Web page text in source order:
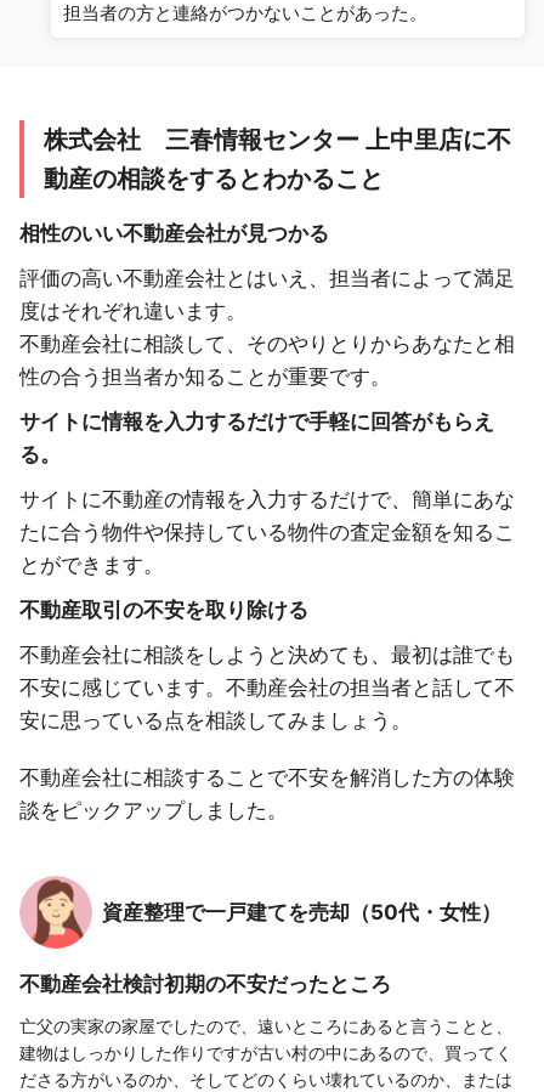
担当者の方と連絡がつかないことがあった。
株式会社 三春情報センター 上中里店に不
動産の相談をするとわかること
相性のいい不動産会社が見つかる
評価の高い不動産会社とはいえ、担当者によって満足
度はそれぞれ違います。
不動産会社に相談して、そのやりとりからあなたと相
性の合う担当者か知ることが重要です。
サイトに情報を入力するだけで手軽に回答がもらえ
る。
サイトに不動産の情報を入力するだけで、簡単にあな
たに合う物件や保持している物件の査定金額を知るこ
とができます。
不動産取引の不安を取り除ける
不動産会社に相談をしようと決めても、最初は誰でも
不安に感じています。不動産会社の担当者と話して不
安に思っている点を相談してみましょう。
不動産会社に相談することで不安を解消した方の体験
談をピックアップしました。
資産整理で一戸建てを売却（50代・女性）
不動産会社検討初期の不安だったところ
亡父の実家の家屋でしたので、遠いところにあると言うことと、
建物はしっかりした作りですが古い村の中にあるので、買ってく
ださる方がいるのか、そしてどのくらい壊れているのか、または